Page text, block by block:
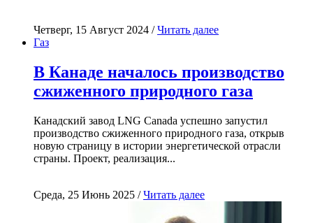
Четверг, 15 Август 2024 /Читать далее
Газ
В Канаде началось производство
сжиженного природного газа
Канадский завод LNG Canada успешно запустил
производство сжиженного природного газа, открыв
новую страницу в истории энергетической отрасли
страны. Проект, реализация...
Среда, 25 Июнь 2025 /Читать далее